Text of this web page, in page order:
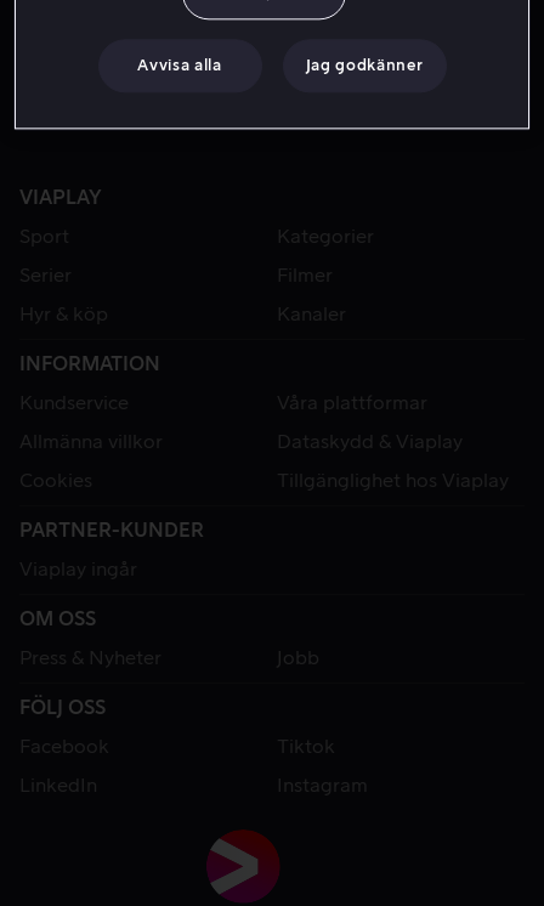
VIAPLAY
Sport
Kategorier
Serier
Filmer
Hyr & köp
Kanaler
INFORMATION
Kundservice
Våra plattformar
Allmänna villkor
Dataskydd & Viaplay
Cookies
Tillgänglighet hos Viaplay
PARTNER-KUNDER
Viaplay ingår
OM OSS
Press & Nyheter
Jobb
FÖLJ OSS
Facebook
Tiktok
LinkedIn
Instagram
Avvisa alla Jag godkänner